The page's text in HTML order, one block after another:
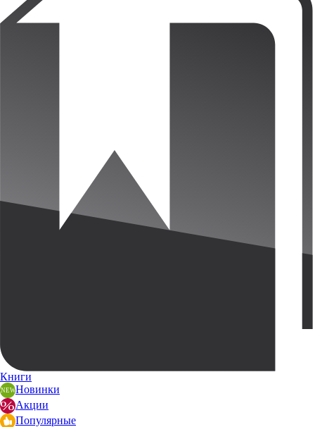
Книги
Новинки
Акции
Популярные